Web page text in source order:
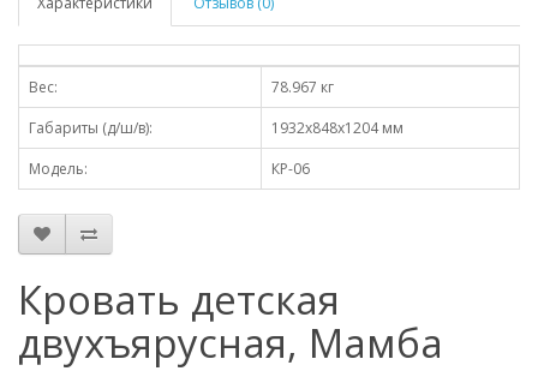
Вес:
78.967 кг
Габариты (д/ш/в):
1932x848x1204 мм
Модель:
КР-06
Кровать детская
двухъярусная, Мамба